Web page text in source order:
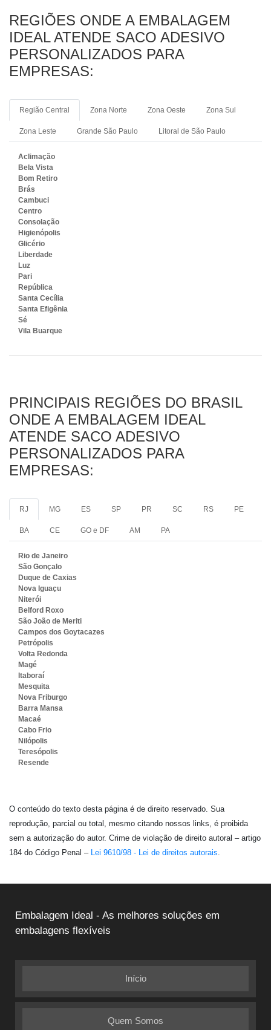
REGIÕES ONDE A EMBALAGEM
IDEAL ATENDE SACO ADESIVO
PERSONALIZADOS PARA
EMPRESAS:
Região Central Zona Norte Zona Oeste Zona Sul
Zona Leste Grande São Paulo Litoral de São Paulo
Aclimação
Bela Vista
Bom Retiro
Brás
Cambuci
Centro
Consolação
Higienópolis
Glicério
Liberdade
Luz
Pari
República
Santa Cecília
Santa Efigênia
Sé
Vila Buarque
PRINCIPAIS REGIÕES DO BRASIL
ONDE A EMBALAGEM IDEAL
ATENDE SACO ADESIVO
PERSONALIZADOS PARA
EMPRESAS:
RJ MG ES SP PR SC RS PE
BA CE GO e DF AM PA
Rio de Janeiro
São Gonçalo
Duque de Caxias
Nova Iguaçu
Niterói
Belford Roxo
São João de Meriti
Campos dos Goytacazes
Petrópolis
Volta Redonda
Magé
Itaboraí
Mesquita
Nova Friburgo
Barra Mansa
Macaé
Cabo Frio
Nilópolis
Teresópolis
Resende
O conteúdo do texto desta página é de direito reservado. Sua
reprodução, parcial ou total, mesmo citando nossos links, é proibida
sem a autorização do autor. Crime de violação de direito autoral – artigo
184 do Código Penal – Lei 9610/98 - Lei de direitos autorais.
Embalagem Ideal - As melhores soluções em
embalagens flexíveis
Início
Quem Somos